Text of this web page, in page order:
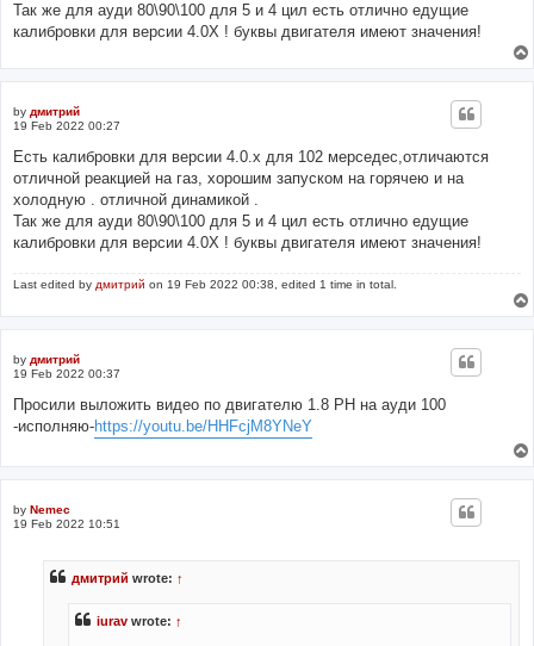
Так же для ауди 80\90\100 для 5 и 4 цил есть отлично едущие
калибровки для версии 4.0Х ! буквы двигателя имеют значения!
by дмитрий
19 Feb 2022 00:27
Есть калибровки для версии 4.0.х для 102 мерседес,отличаются
отличной реакцией на газ, хорошим запуском на горячею и на
холодную . отличной динамикой .
Так же для ауди 80\90\100 для 5 и 4 цил есть отлично едущие
калибровки для версии 4.0Х ! буквы двигателя имеют значения!
Last edited by дмитрий on 19 Feb 2022 00:38, edited 1 time in total.
by дмитрий
19 Feb 2022 00:37
Просили выложить видео по двигателю 1.8 РН на ауди 100
-исполняю-https://youtu.be/HHFcjM8YNeY
by Nemec
19 Feb 2022 10:51
дмитрий wrote: ↑
iurav wrote: ↑